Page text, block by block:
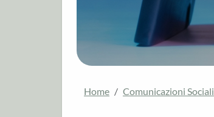
Home Comunicazioni Sociali